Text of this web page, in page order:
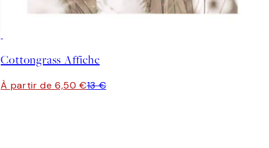
Cottongrass Affiche
À partir de 6,50 €13 €